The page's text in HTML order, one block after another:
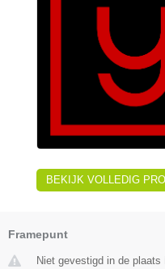
BEKIJK VOLLEDIG
Framepunt
Niet gevestigd in de